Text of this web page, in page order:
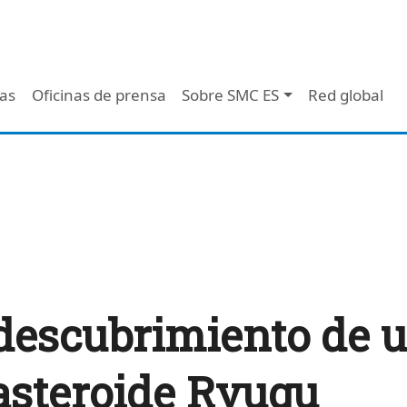
Oficinas de prensa Sobre SMC ES Red global
de
Ryugu